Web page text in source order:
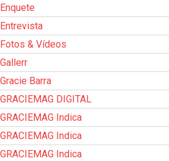
Enquete
Entrevista
Fotos & Vídeos
Gallerr
Gracie Barra
GRACIEMAG DIGITAL
GRACIEMAG Indica
GRACIEMAG Indica
GRACIEMAG Indica